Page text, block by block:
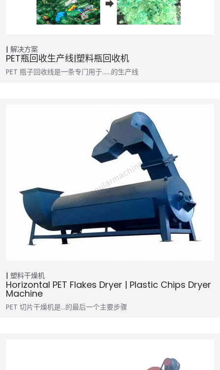
解决方案
PET瓶回收生产线|塑料瓶回收机
PET 瓶子回收线是一条专门用于……的生产线
塑料干燥机
Horizontal PET Flakes Dryer | Plastic Chips Dryer
Machine
PET 切片干燥机是...的最后一个主要步骤